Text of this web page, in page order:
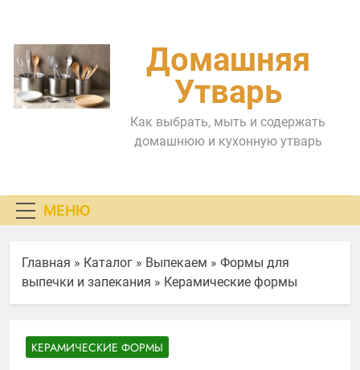
содержимому
Домашняя
Утварь
Как выбрать, мыть и содержать
домашнюю и кухонную утварь
МЕНЮ
Главная » Каталог » Выпекаем » Формы для
выпечки и запекания » Керамические формы
КЕРАМИЧЕСКИЕ ФОРМЫ